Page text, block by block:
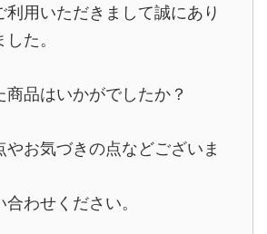
利用いただきまして誠にあり
た。
商品はいかがでしたか？
やお気づきの点などございま
わせください。